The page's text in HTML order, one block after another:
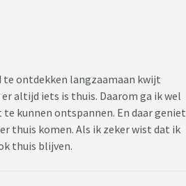
te ontdekken langzaamaan kwijt
altijd iets is thuis. Daarom ga ik wel
te kunnen ontspannen. En daar geniet
thuis komen. Als ik zeker wist dat ik
thuis blijven.